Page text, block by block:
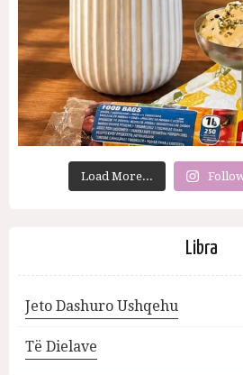
Load More...
Libra
Jeto Dashuro Ushqehu
Të Dielave